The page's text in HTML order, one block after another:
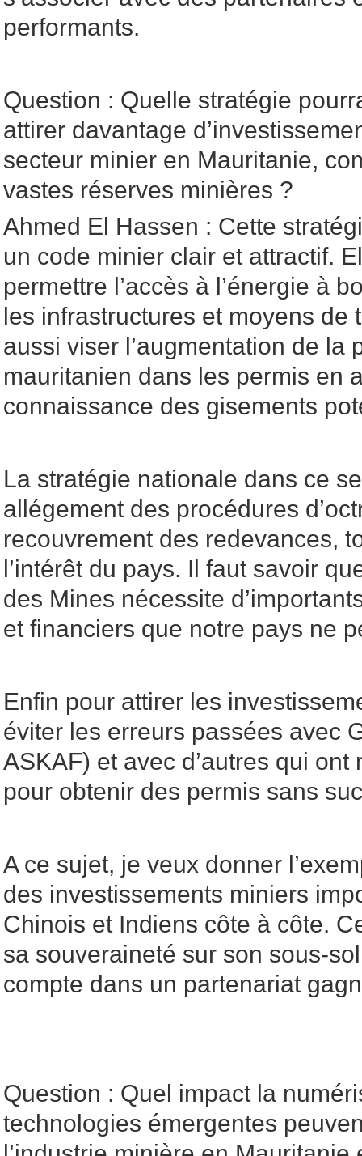
performants.
Question : Quelle stratégie
attirer davantage
secteur minier en Mauritanie,
vastes réserves minières ?
Ahmed El Hassen : Cette
un code minier clair et attractif.
permettre l’accès à l’énergie à
les infrastructures et moyens de
aussi viser l’augmentation de la
mauritanien dans les permis en
connaissance des gisements
La stratégie nationale dans ce
allégement des procédures
recouvrement des redevances,
l’intérêt du pays. Il faut savoir
des Mines nécessite
et financiers que notre pays ne
Enfin pour attirer les
éviter les erreurs passées avec
ASKAF) et avec d’autres qui
pour obtenir des permis sans
A ce sujet, je veux donner
des investissements miniers
Chinois et Indiens côte à côte.
sa souveraineté sur son sous-
compte dans un partenariat
Question : Quel impact la
technologies émergentes